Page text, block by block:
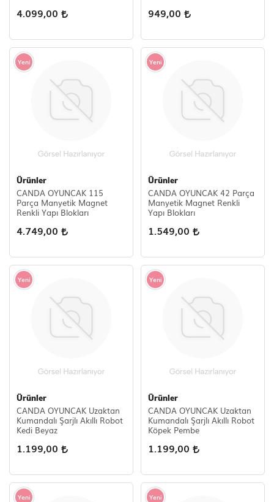
4.099,00 949,00
Yeni
Ürünler
CANDA OYUNCAK 115
Parça Manyetik Magnet
Renkli Yapı Blokları
4.749,00
Yeni
Ürünler
CANDA OYUNCAK 42 Parça
Manyetik Magnet Renkli
Yapı Blokları
1.549,00
Yeni
Ürünler
CANDA OYUNCAK Uzaktan
Kumandalı Şarjlı Akıllı Robot
Kedi Beyaz
1.199,00
Yeni
Ürünler
CANDA OYUNCAK Uzaktan
Kumandalı Şarjlı Akıllı Robot
Köpek Pembe
1.199,00
Yeni Yeni